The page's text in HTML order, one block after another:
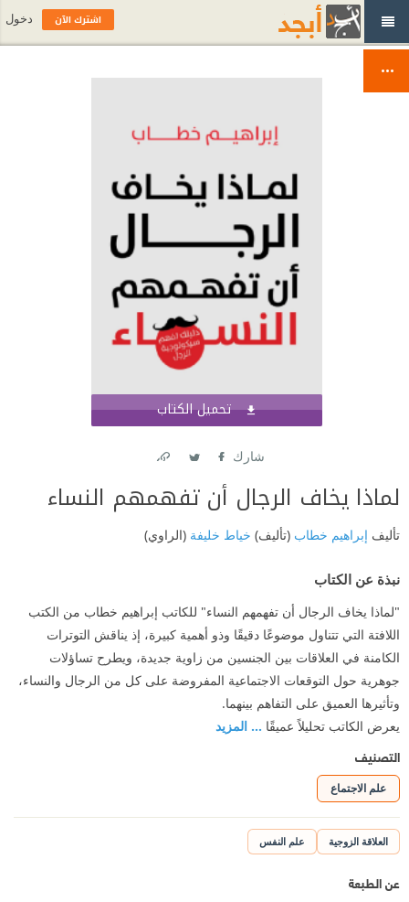
تحميل الكتاب
شارك
لماذا يخاف الرجال أن تفهمهم النساء
تأليف إبراهيم خطاب (تأليف) خياط خليفة (الراوي)
نبذة عن الكتاب
"لماذا يخاف الرجال أن تفهمهم النساء" للكاتب إبراهيم خطاب من الكتب
اللافتة التي تتناول موضوعًا دقيقًا وذو أهمية كبيرة، إذ يناقش التوترات
الكامنة في العلاقات بين الجنسين من زاوية جديدة، ويطرح تساؤلات
جوهرية حول التوقعات الاجتماعية المفروضة على كل من الرجال والنساء،
وتأثيرها العميق على التفاهم بينهما.
يعرض الكاتب تحليلاً عميقًا ... المزيد
التصنيف
علم الاجتماع
العلاقة الزوجية علم النفس
عن الطبعة
اشترك الآن دخول